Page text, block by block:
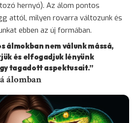
hernyó). Az álom pontos
attól, milyen rovarra változunk és
ebben az új formában.
álmokban nem válunk mássá,
és elfogadjuk lényünk
tagadott aspektusait.”
álomban